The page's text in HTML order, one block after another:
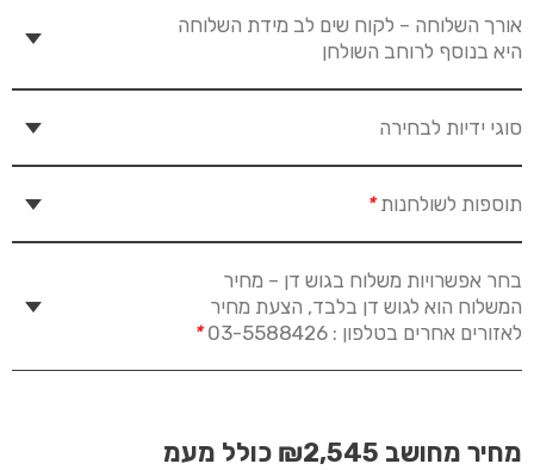
אורך השלוחה – לקוח שים לב מידת השלוחה
היא בנוסף לרוחב השולחן
סוגי ידיות לבחירה
תוספות לשולחנות*
בחר אפשרויות משלוח בגוש דן – מחיר
המשלוח הוא לגוש דן בלבד, הצעת מחיר
לאזורים אחרים בטלפון : 03-5588426
*
מחיר מחושב ₪2,545 כולל מעמ